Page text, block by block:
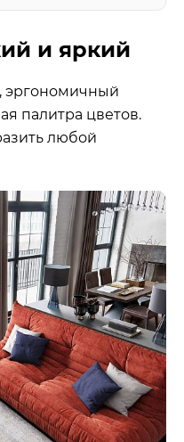
и яркий
палитра цветов.
любой